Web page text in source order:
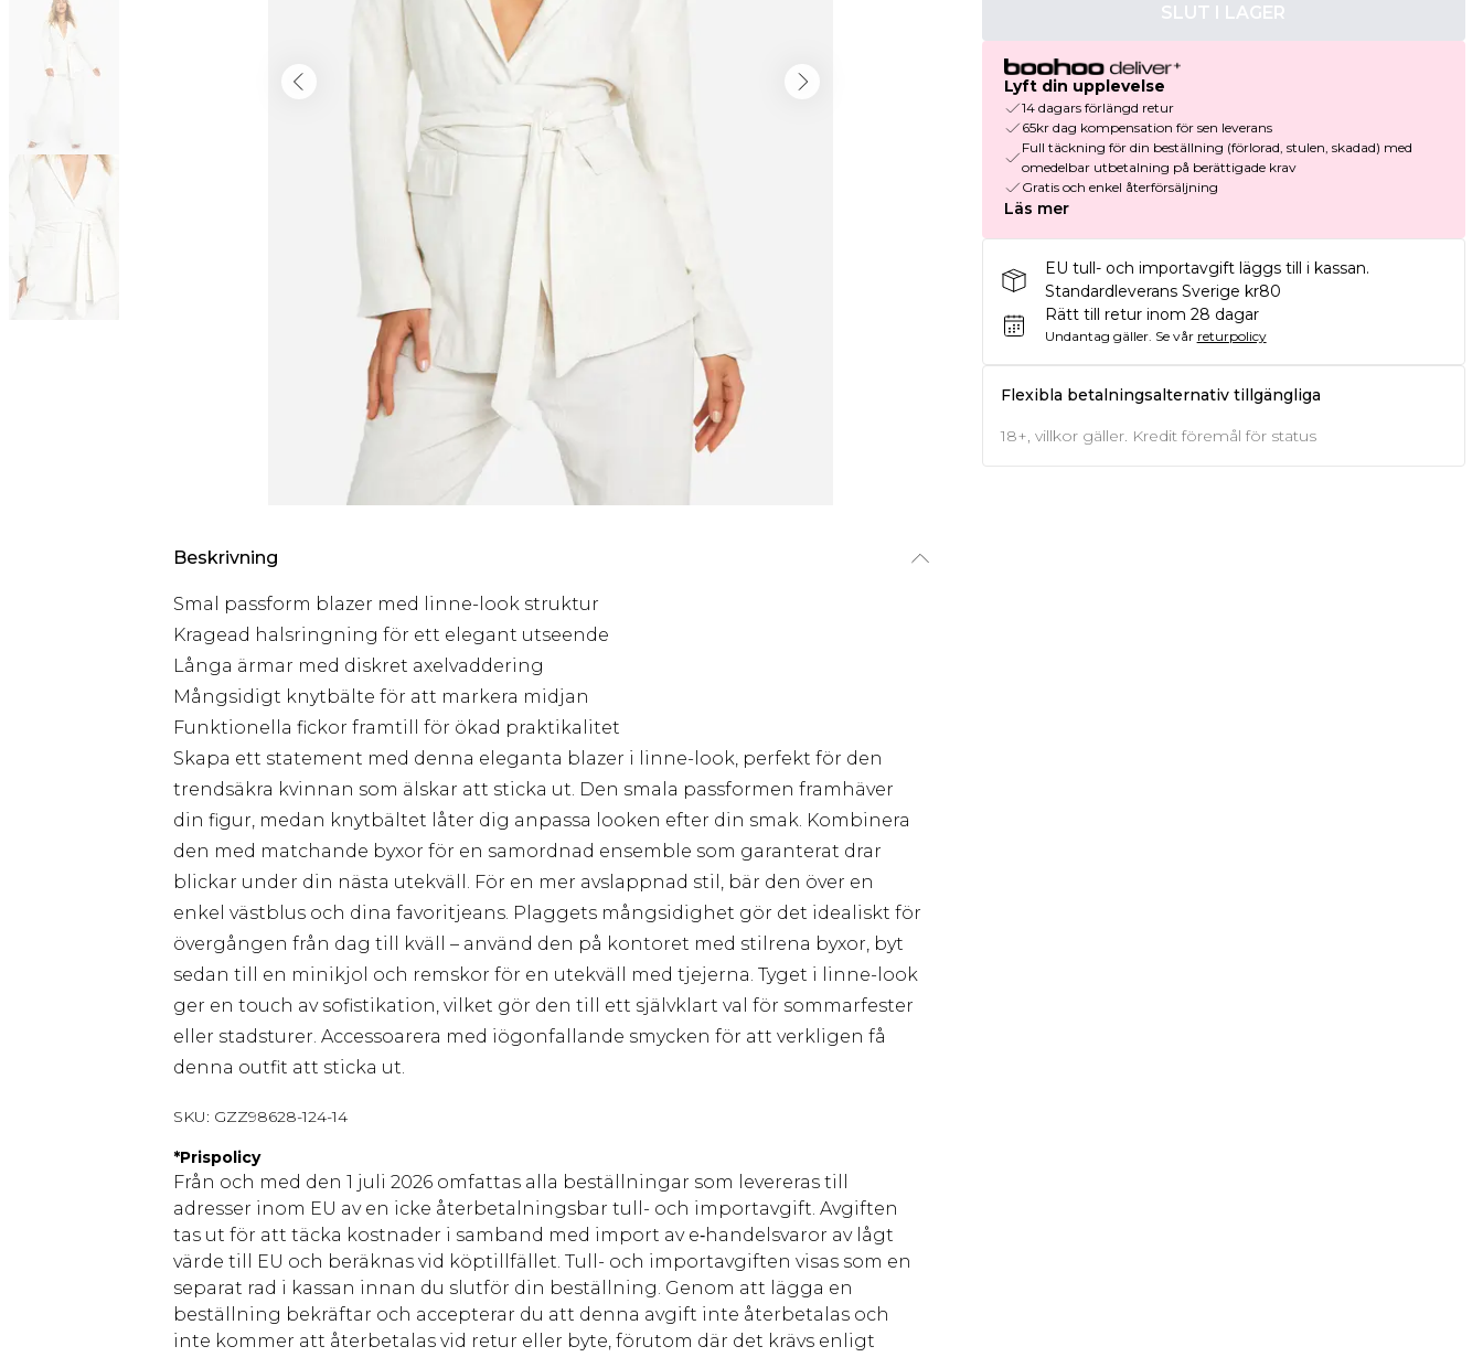
Beskrivning
Smal passform blazer med linne-look struktur
Kragead halsringning för ett elegant utseende
Långa ärmar med diskret axelvaddering
Mångsidigt knytbälte för att markera midjan
Funktionella fickor framtill för ökad praktikalitet
Skapa ett statement med denna eleganta blazer i linne-look, perfekt för den
trendsäkra kvinnan som älskar att sticka ut. Den smala passformen framhäver
din figur, medan knytbältet låter dig anpassa looken efter din smak. Kombinera
den med matchande byxor för en samordnad ensemble som garanterat drar
blickar under din nästa utekväll. För en mer avslappnad stil, bär den över en
enkel västblus och dina favoritjeans. Plaggets mångsidighet gör det idealiskt för
övergången från dag till kväll – använd den på kontoret med stilrena byxor, byt
sedan till en minikjol och remskor för en utekväll med tjejerna. Tyget i linne-look
ger en touch av sofistikation, vilket gör den till ett självklart val för sommarfester
eller stadsturer. Accessoarera med iögonfallande smycken för att verkligen få
denna outfit att sticka ut.
SKU: GZZ98628-124-14
*Prispolicy
Från och med den 1 juli 2026 omfattas alla beställningar som levereras till
adresser inom EU av en icke återbetalningsbar tull- och importavgift. Avgiften
tas ut för att täcka kostnader i samband med import av e‑handelsvaror av lågt
värde till EU och beräknas vid köptillfället. Tull- och importavgiften visas som en
separat rad i kassan innan du slutför din beställning. Genom att lägga en
beställning bekräftar och accepterar du att denna avgift inte återbetalas och
inte kommer att återbetalas vid retur eller byte, förutom där det krävs enligt
SLUT I LAGER
Lyft din upplevelse
14 dagars förlängd retur
65kr dag kompensation för sen leverans
Full täckning för din beställning (förlorad, stulen, skadad) med
omedelbar utbetalning på berättigade krav
Gratis och enkel återförsäljning
Läs mer
EU tull- och importavgift läggs till i kassan.
Standardleverans Sverige kr80
Rätt till retur inom 28 dagar
Undantag gäller. Se vår returpolicy
Flexibla betalningsalternativ tillgängliga
18+, villkor gäller. Kredit föremål för status